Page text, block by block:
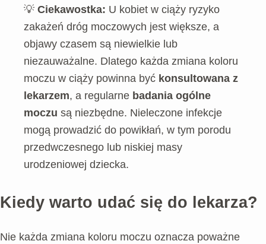
💡 Ciekawostka: U kobiet w ciąży ryzyko
zakażeń dróg moczowych jest większe, a
objawy czasem są niewielkie lub
niezauważalne. Dlatego każda zmiana koloru
moczu w ciąży powinna być konsultowana z
lekarzem, a regularne badania ogólne
moczu są niezbędne. Nieleczone infekcje
mogą prowadzić do powikłań, w tym porodu
przedwczesnego lub niskiej masy
urodzeniowej dziecka.
Kiedy warto udać się do lekarza?
Nie każda zmiana koloru moczu oznacza poważne